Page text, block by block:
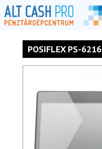
POSIFLEX PS-6216